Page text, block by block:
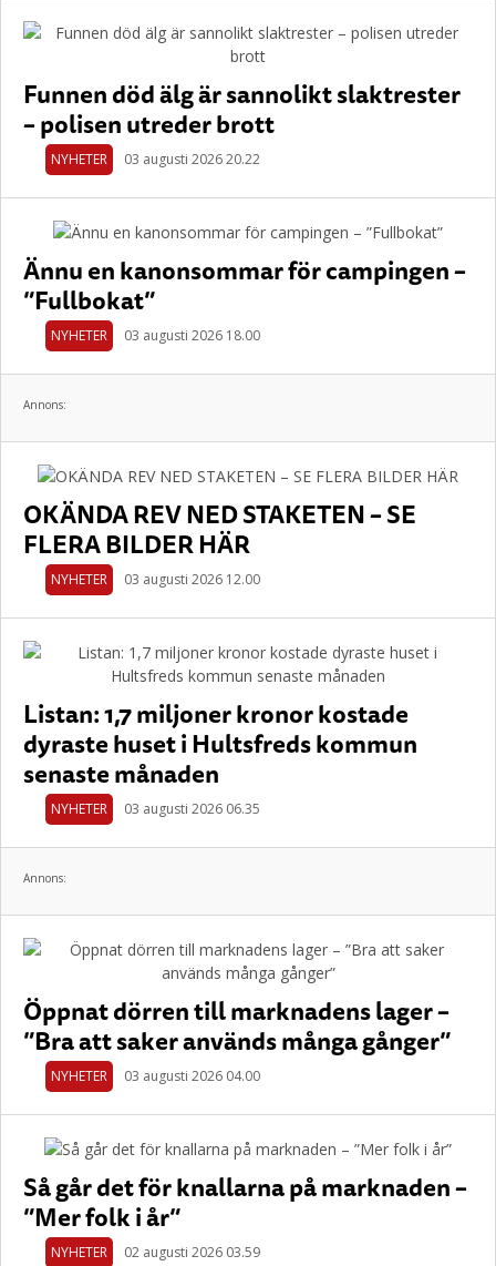
Funnen död älg är sannolikt slaktrester
– polisen utreder brott
NYHETER 03 augusti 2026 20.22
Ännu en kanonsommar för campingen –
”Fullbokat”
NYHETER 03 augusti 2026 18.00
Annons:
OKÄNDA REV NED STAKETEN – SE
FLERA BILDER HÄR
NYHETER 03 augusti 2026 12.00
Listan: 1,7 miljoner kronor kostade
dyraste huset i Hultsfreds kommun
senaste månaden
NYHETER 03 augusti 2026 06.35
Annons:
Öppnat dörren till marknadens lager –
”Bra att saker används många gånger”
NYHETER 03 augusti 2026 04.00
Så går det för knallarna på marknaden –
”Mer folk i år”
NYHETER 02 augusti 2026 03.59